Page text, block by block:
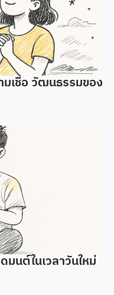
เชื่อ วัฒนธรรมของ
นต์ในเวลาวันใหม่